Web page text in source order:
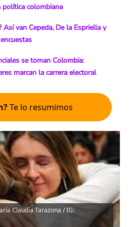
colombiana
Así van Cepeda, De la Espriella y
se toman Colombia:
marcan la carrera electoral
Te lo resumimos
Claudia Tarazona / IG: